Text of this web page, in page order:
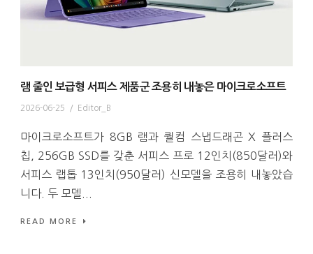
램 줄인 보급형 서피스 제품군 조용히 내놓은 마이크로소프트
2026-06-25 / Editor_B
마이크로소프트가 8GB 램과 퀄컴 스냅드래곤 X 플러스
칩, 256GB SSD를 갖춘 서피스 프로 12인치(850달러)와
서피스 랩톱 13인치(950달러) 신모델을 조용히 내놓았습
니다. 두 모델...
READ MORE